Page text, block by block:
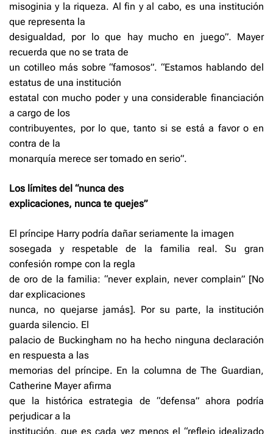
misoginia y la riqueza. Al fin y al cabo, es una institución
que representa la
desigualdad, por lo que hay mucho en juego”. Mayer
recuerda que no se trata de
un cotilleo más sobre “famosos”. “Estamos hablando del
estatus de una institución
estatal con mucho poder y una considerable financiación
a cargo de los
contribuyentes, por lo que, tanto si se está a favor o en
contra de la
monarquía merece ser tomado en serio”.
Los límites del “nunca des
explicaciones, nunca te quejes”
El príncipe Harry podría dañar seriamente la imagen
sosegada y respetable de la familia real. Su gran
confesión rompe con la regla
de oro de la familia: “never explain, never complain” [No
dar explicaciones
nunca, no quejarse jamás]. Por su parte, la institución
guarda silencio. El
palacio de Buckingham no ha hecho ninguna declaración
en respuesta a las
memorias del príncipe. En la columna de The Guardian,
Catherine Mayer afirma
que la histórica estrategia de “defensa” ahora podría
perjudicar a la
institución, que es cada vez menos el “reflejo idealizado